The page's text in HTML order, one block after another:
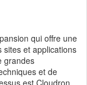
qui offre une
sites et applications
grandes
et de
est Cloudron,